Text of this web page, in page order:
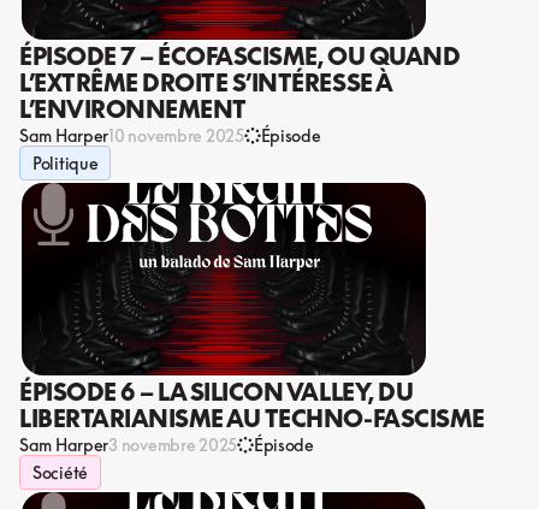
ÉPISODE 7 – ÉCOFASCISME, OU QUAND
L’EXTRÊME DROITE S’INTÉRESSE À
L’ENVIRONNEMENT
Sam Harper10 novembre 2025
Épisode
Politique
ÉPISODE 6 – LA SILICON VALLEY, DU
LIBERTARIANISME AU TECHNO-FASCISME
Sam Harper3 novembre 2025
Épisode
Société